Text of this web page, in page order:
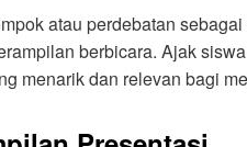
atau perdebatan
berbicara. Ajak
menarik dan relevan bagi